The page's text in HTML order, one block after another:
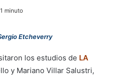
minuto
Etcheverry
los estudios de LA
y Mariano Villar Salustri,